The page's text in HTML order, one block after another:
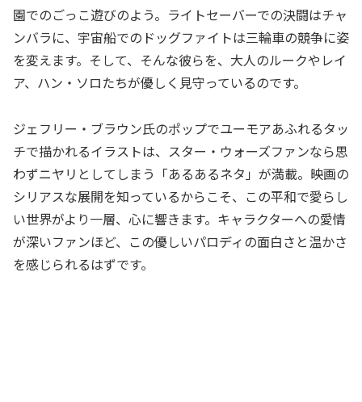
園でのごっこ遊びのよう。ライトセーバーでの決闘はチャ
ンバラに、宇宙船でのドッグファイトは三輪車の競争に姿
を変えます。そして、そんな彼らを、大人のルークやレイ
ア、ハン・ソロたちが優しく見守っているのです。
ジェフリー・ブラウン氏のポップでユーモアあふれるタッ
チで描かれるイラストは、スター・ウォーズファンなら思
わずニヤリとしてしまう「あるあるネタ」が満載。映画の
シリアスな展開を知っているからこそ、この平和で愛らし
い世界がより一層、心に響きます。キャラクターへの愛情
が深いファンほど、この優しいパロディの面白さと温かさ
を感じられるはずです。